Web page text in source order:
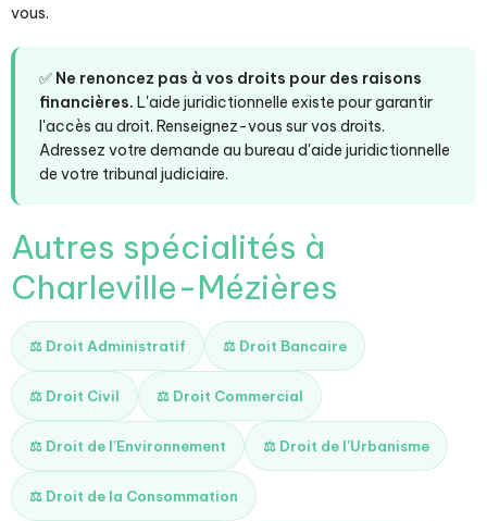
vous.
✅ Ne renoncez pas à vos droits pour des raisons
financières. L'aide juridictionnelle existe pour garantir
l'accès au droit. Renseignez-vous sur vos droits.
Adressez votre demande au bureau d'aide juridictionnelle
de votre tribunal judiciaire.
Autres spécialités à
Charleville-Mézières
⚖️ Droit Administratif ⚖️ Droit Bancaire
⚖️ Droit Civil ⚖️ Droit Commercial
⚖️ Droit de l'Environnement ⚖️ Droit de l'Urbanisme
⚖️ Droit de la Consommation